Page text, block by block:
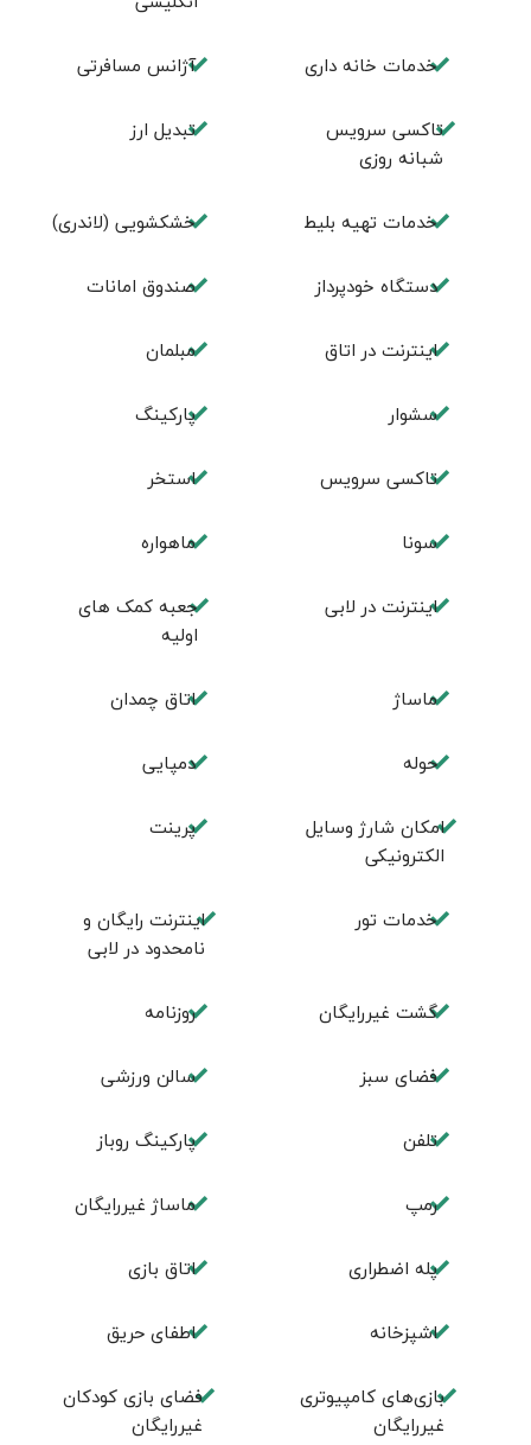
خدمات خانه داری آژانس مسافرتی
تاکسی سرویس
شبانه روزی
تبديل ارز
خدمات تهيه بليط خشکشویی (لاندری)
دستگاه خودپرداز صندوق امانات
اینترنت در اتاق مبلمان
سشوار پارکینگ
تاکسی سرویس استخر
سونا ماهواره
اینترنت در لابی
جعبه کمک های
اولیه
ماساژ اتاق چمدان
حوله دمپایی
امکان شارژ وسایل
الکترونیکی
پرینت
خدمات تور
اینترنت رایگان و
نامحدود در لابی
گشت غیررایگان روزنامه
فضای سبز سالن ورزشی
تلفن پارکینگ روباز
رمپ ماساژ غیررایگان
پله اضطراری اتاق بازی
اشپزخانه اطفای حریق
بازی‌های کامپیوتری
غیررایگان
فضای بازی کودکان
غیررایگان